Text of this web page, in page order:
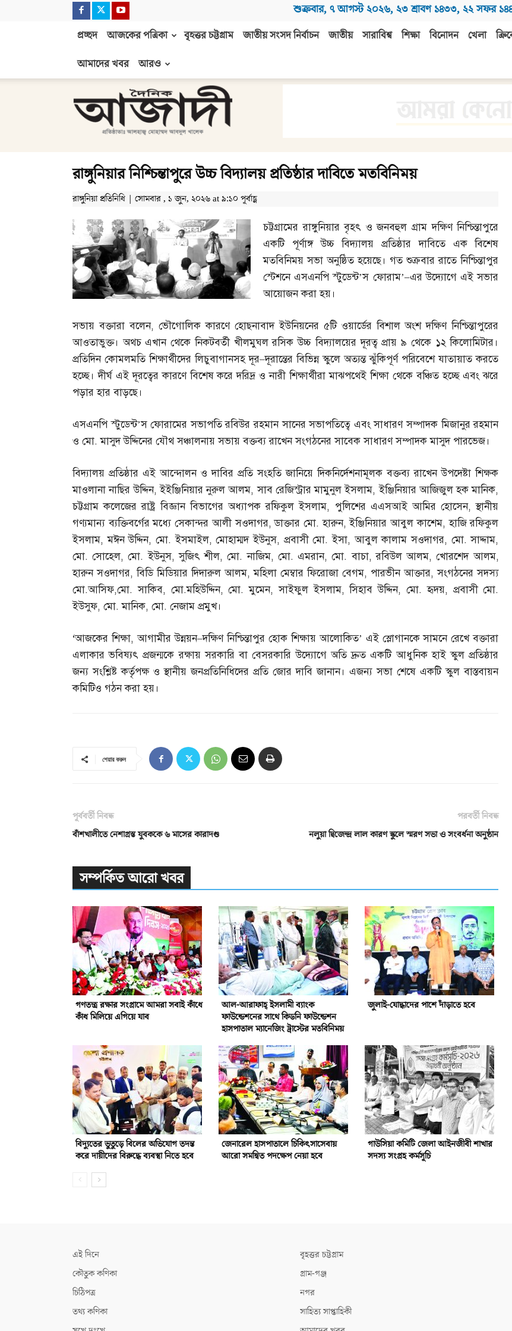
শুক্রবার, ৭ আগস্ট ২০২৬, ২৩ শ্রাবণ ১৪৩৩, ২২ সফর
প্রচ্ছদ আজকের পত্রিকা বৃহত্তর চট্টগ্রাম জাতীয় সংসদ নির্বাচন জাতীয় সারাবিশ্ব শিক্ষা বিনোদন খেলা
আমাদের খবর
আরও
আজাদী
রাঙ্গুনিয়ার নিশ্চিন্তাপুরে উচ্চ বিদ্যালয় প্রতিষ্ঠার দাবিতে মতবিনিময়
রাঙ্গুনিয়া প্রতিনিধি | সোমবার , ১ জুন, ২০২৬ at ৯:১০ পূর্বাহ্ণ
চট্টগ্রামের রাঙ্গুনিয়ার বৃহৎ ও জনবহুল গ্রাম দক্ষিণ নিশ্চিন্তাপুরে
একটি পূর্ণাঙ্গ উচ্চ বিদ্যালয় প্রতিষ্ঠার দাবিতে এক বিশেষ
মতবিনিময় সভা অনুষ্ঠিত হয়েছে। গত শুক্রবার রাতে নিশ্চিন্তাপুর
স্টেশনে এসএনপি স্টুডেন্ট’স ফোরাম’–এর উদ্যোগে এই সভার
আয়োজন করা হয়।
সভায় বক্তারা বলেন, ভৌগোলিক কারণে হোছনাবাদ ইউনিয়নের ৫টি ওয়ার্ডের বিশাল অংশ দক্ষিণ নিশ্চিন্তাপুরের
আওতাভুক্ত। অথচ এখান থেকে নিকটবর্তী খীলমুঘল রসিক উচ্চ বিদ্যালয়ের দূরত্ব প্রায় ৯ থেকে ১২ কিলোমিটার।
প্রতিদিন কোমলমতি শিক্ষার্থীদের লিচুবাগানসহ দূর–দূরান্তের বিভিন্ন স্কুলে অত্যন্ত ঝুঁকিপূর্ণ পরিবেশে যাতায়াত করতে
হচ্ছে। দীর্ঘ এই দূরত্বের কারণে বিশেষ করে দরিদ্র ও নারী শিক্ষার্থীরা মাঝপথেই শিক্ষা থেকে বঞ্চিত হচ্ছে এবং ঝরে
পড়ার হার বাড়ছে।
এসএনপি স্টুডেন্ট’স ফোরামের সভাপতি রবিউর রহমান সানের সভাপতিত্বে এবং সাধারণ সম্পাদক মিজানুর রহমান
ও মো.মাসুদ উদ্দিনের যৌথ সঞ্চালনায় সভায় বক্তব্য রাখেন সংগঠনের সাবেক সাধারণ সম্পাদক মাসুদ পারভেজ।
বিদ্যালয় প্রতিষ্ঠার এই আন্দোলন ও দাবির প্রতি সংহতি জানিয়ে দিকনির্দেশনামূলক বক্তব্য রাখেন উপদেষ্টা শিক্ষক
মাওলানা নাছির উদ্দিন,ইইঞ্জিনিয়ার নুরুল আলম,সাব রেজিস্ট্রার মামুনুল ইসলাম,ইঞ্জিনিয়ার আজিজুল হক মানিক,
চট্টগ্রাম কলেজের রাষ্ট্র বিজ্ঞান বিভাগের অধ্যাপক রফিকুল ইসলাম, পুলিশের এএসআই আমির হোসেন,স্থানীয়
গণ্যমান্য ব্যক্তিবর্গের মধ্যে সেকান্দর আলী সওদাগর,ডাক্তার মো.হারুন,ইঞ্জিনিয়ার আবুল কাশেম,হাজি রফিকুল
ইসলাম,মঈন উদ্দিন,মো.ইসমাইল,মোহাম্মদ ইউনুস, প্রবাসী মো.ইসা,আবুল কালাম সওদাগর, মো.সাদ্দাম,
মো.সোহেল,মো.ইউনুস,সুজিৎ শীল,মো.নাজিম, মো.এমরান,মো.বাচা,রবিউল আলম,খোরশেদ আলম,
হারুন সওদাগর,বিডি মিডিয়ার দিদারুল আলম,মহিলা মেম্বার ফিরোজা বেগম, পারভীন আক্তার,সংগঠনের সদস্য
মো.আসিফ,মো.সাকিব, মো.মহিউদ্দিন,মো.মুমেন,সাইফুল ইসলাম,সিহাব উদ্দিন,মো.হৃদয়, প্রবাসী মো.
ইউসুফ, মো.মানিক, মো. নেজাম প্রমুখ।
‘আজকের শিক্ষা,আগামীর উন্নয়ন–দক্ষিণ নিশ্চিন্তাপুর হোক শিক্ষায় আলোকিত’ এই স্লোগানকে সামনে রেখে বক্তারা
এলাকার ভবিষ্যৎ প্রজন্মকে রক্ষায় সরকারি বা বেসরকারি উদ্যোগে অতি দ্রুত একটি আধুনিক হাই স্কুল প্রতিষ্ঠার
জন্য সংশ্লিষ্ট কর্তৃপক্ষ ও স্থানীয় জনপ্রতিনিধিদের প্রতি জোর দাবি জানান। এজন্য সভা শেষে একটি স্কুল বাস্তবায়ন
কমিটিও গঠন করা হয়।
শেয়ার করুন
পূর্ববর্তী নিবন্ধ
বাঁশখালীতে নেশাগ্রস্ত যুবককে ৬ মাসের কারাদণ্ড
পরবর্তী নিবন্ধ
নলুয়া দ্বিজেন্দ্র লাল কারণ স্কুলে স্মরণ সভা ও সংবর্ধনা অনুষ্ঠান
সম্পর্কিত আরো খবর
গণতন্ত্র রক্ষার সংগ্রামে আমরা সবাই কাঁধে
কাঁধ মিলিয়ে এগিয়ে যাব
আল-আরাফাহ্‌ ইসলামী ব্যাংক
ফাউন্ডেশনের সাথে কিডনি ফাউন্ডেশন
হাসপাতাল ম্যানেজিং ট্রাস্টের মতবিনিময়
জুলাই-যোদ্ধাদের পাশে দাঁড়াতে হবে
বিদ্যুতের ভুতুড়ে বিলের অভিযোগ তদন্ত
করে দায়ীদের বিরুদ্ধে ব্যবস্থা নিতে হবে
জেনারেল হাসপাতালে চিকিৎসাসেবায়
আরো সমন্বিত পদক্ষেপ নেয়া হবে
গাউসিয়া কমিটি জেলা আইনজীবী শাখার
সদস্য সংগ্রহ কর্মসূচি
এই দিনে
কৌতুক কণিকা
চিঠিপত্র
তথ্য কণিকা
বৃহত্তর চট্টগ্রাম
গ্রাম-গঞ্জ
নগর
সাহিত্য সাপ্তাহিকী